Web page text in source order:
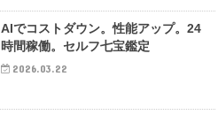
AIでコストダウン。性能アップ。24
時間稼働。セルフ七宝鑑定
2026.03.22